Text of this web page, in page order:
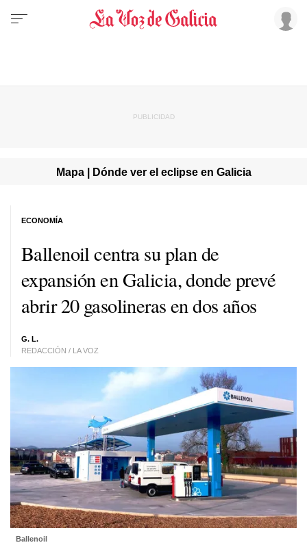
Mapa | Dónde ver el eclipse en Galicia
Ballenoil centra su plan de
expansión en Galicia, donde prevé
abrir 20 gasolineras en dos años
G. L.
REDACCIÓN / LA VOZ
ECONOMÍA
Ballenoil